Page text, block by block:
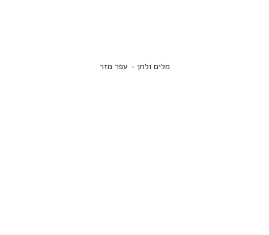
מלים ולחן - עפר מזר